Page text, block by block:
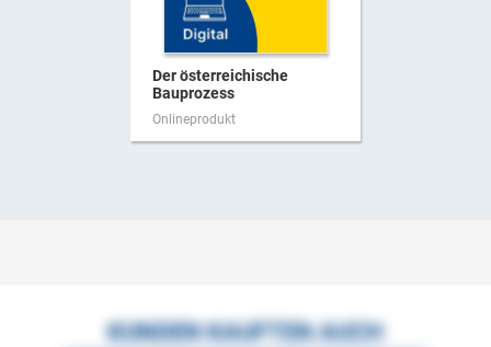
Der österreichische
Bauprozess
Onlineprodukt
KUNDEN KAUFTEN AUCH